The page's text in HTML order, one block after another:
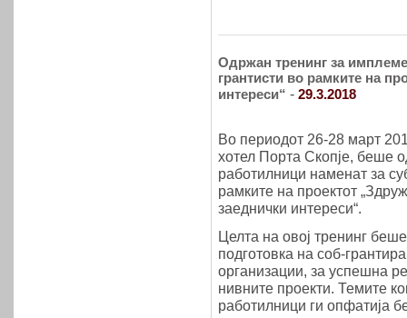
Одржан тренинг за
грантисти во рамките на
интереси“ - 29.3.2018
Во периодот 26-28 март
хотел Порта Скопје, беше
работилници наменат за
рамките на проектот
заеднички интереси“.
Целта на овој тренинг
подготовка на соб-
организации, за успешна
нивните проекти. Темите
работилници ги опфатија